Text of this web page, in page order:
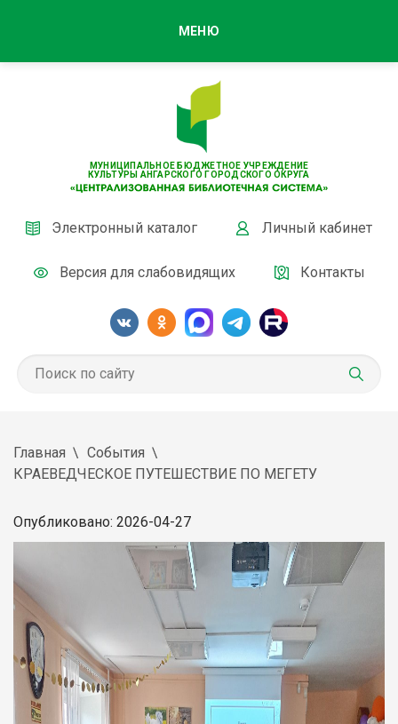
МУНИЦИПАЛЬНОЕ БЮДЖЕТНОЕ УЧРЕЖДЕНИЕ
КУЛЬТУРЫ АНГАРСКОГО ГОРОДСКОГО ОКРУГА
Электронный каталог Личный кабинет
Версия для слабовидящих Контакты
МЕНЮ
Главная
События
КРАЕВЕДЧЕСКОЕ ПУТЕШЕСТВИЕ ПО МЕГЕТУ
Опубликовано: 2026-04-27